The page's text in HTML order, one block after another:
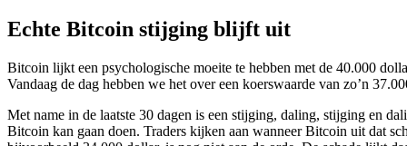
Echte Bitcoin stijging blijft uit
Bitcoin lijkt een psychologische moeite te hebben met de 40.000
Vandaag de dag hebben we het over een koerswaarde van zo’n
Met name in de laatste 30 dagen is een stijging, daling, stijging en
Bitcoin kan gaan doen. Traders kijken aan wanneer Bitcoin uit dat